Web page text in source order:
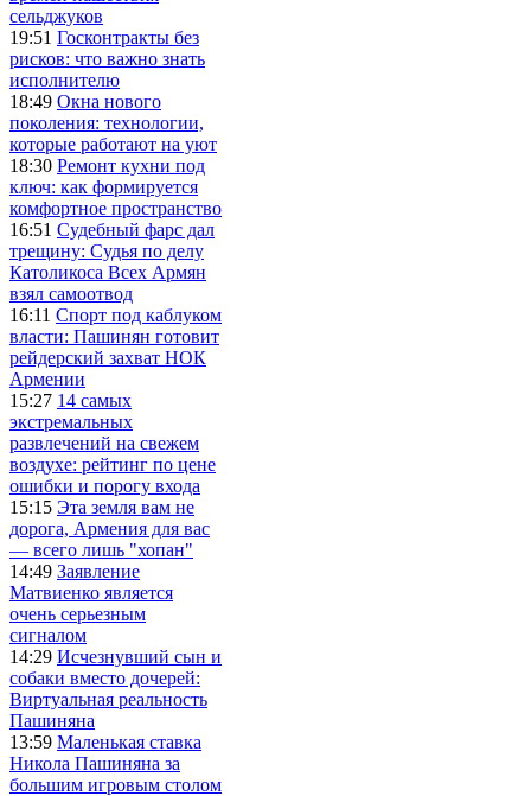
сельджуков
19:51 Госконтракты без
рисков: что важно знать
исполнителю
18:49 Окна нового
поколения: технологии,
которые работают на уют
18:30 Ремонт кухни под
ключ: как формируется
комфортное пространство
16:51 Судебный фарс дал
трещину: Судья по делу
Католикоса Всех Армян
взял самоотвод
16:11 Спорт под каблуком
власти: Пашинян готовит
рейдерский захват НОК
Армении
15:27 14 самых
экстремальных
развлечений на свежем
воздухе: рейтинг по цене
ошибки и порогу входа
15:15 Эта земля вам не
дорога, Армения для вас
— всего лишь "хопан"
14:49 Заявление
Матвиенко является
очень серьезным
сигналом
14:29 Исчезнувший сын и
собаки вместо дочерей:
Виртуальная реальность
Пашиняна
13:59 Маленькая ставка
Никола Пашиняна за
большим игровым столом